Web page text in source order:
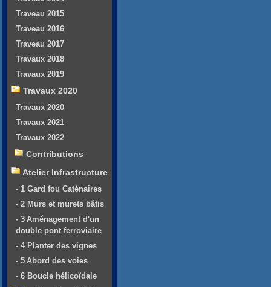
Traveau 2015
Traveau 2016
Traveau 2017
Travaux 2018
Travaux 2019
Travaux 2020
Travaux 2020
Travaux 2021
Travaux 2022
Contributions
Atelier Infrastructure
- 1 Gard fou Caténaires
- 2 Murs et murets bâtis
- 3 Aménagement d'un
double pont ferroviaire
- 4 Planter des vignes
- 5 Abord des voies
- 6 Boucle hélicoïdale